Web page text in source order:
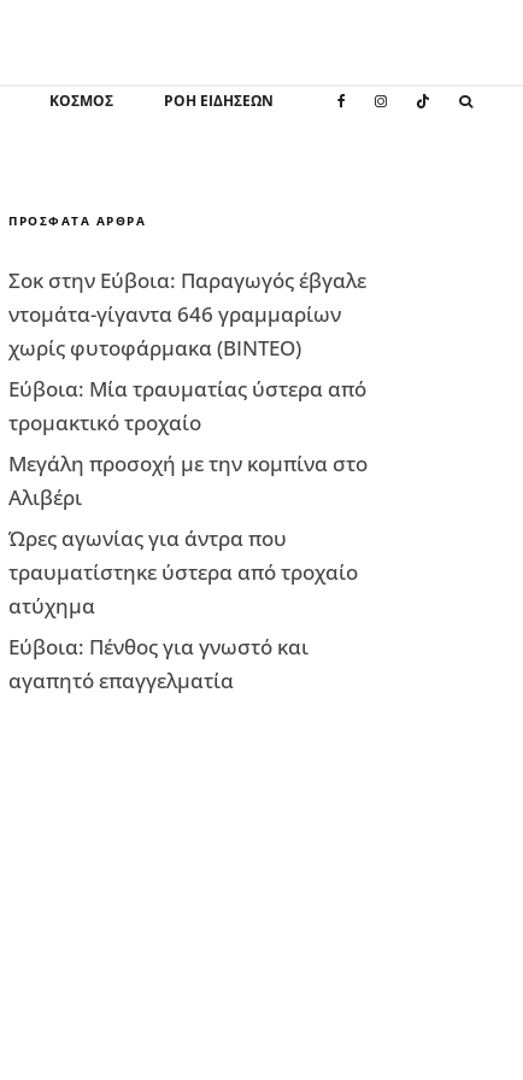
ΚΌΣΜΟΣ ΡΟΗ ΕΙΔΗΣΕΩΝ
ΠΡΌΣΦΑΤΑ ΆΡΘΡΑ
Σοκ στην Εύβοια: Παραγωγός έβγαλε
ντομάτα-γίγαντα 646 γραμμαρίων
χωρίς φυτοφάρμακα (ΒΙΝΤΕΟ)
Εύβοια: Μία τραυματίας ύστερα από
τρομακτικό τροχαίο
Μεγάλη προσοχή με την κομπίνα στο
Αλιβέρι
Ώρες αγωνίας για άντρα που
τραυματίστηκε ύστερα από τροχαίο
ατύχημα
Εύβοια: Πένθος για γνωστό και
αγαπητό επαγγελματία